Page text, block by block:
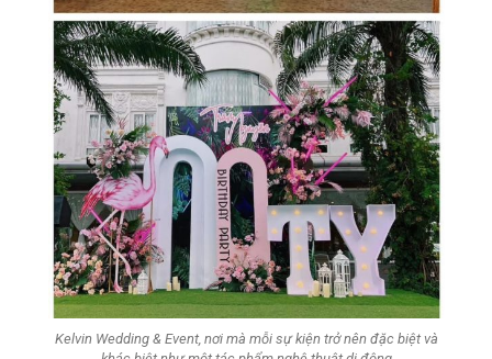
Kelvin Wedding & Event, nơi mà mỗi sự kiện trở nên đặc biệt và